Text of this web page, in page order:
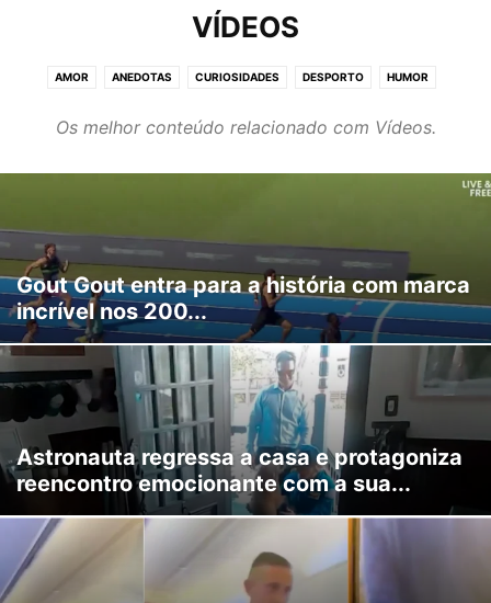
VÍDEOS
AMOR ANEDOTAS CURIOSIDADES DESPORTO HUMOR
Os melhor conteúdo relacionado com Vídeos.
Gout Gout entra para a história com marca
incrível nos 200...
Astronauta regressa a casa e protagoniza
reencontro emocionante com a sua...